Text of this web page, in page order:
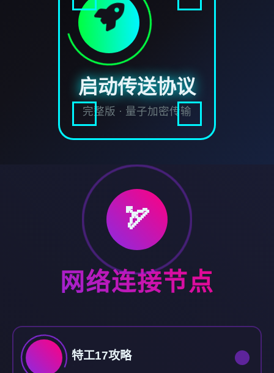
启动传送协议
完整版 · 量子加密传输
🏹
网络连接节点
特工17攻略